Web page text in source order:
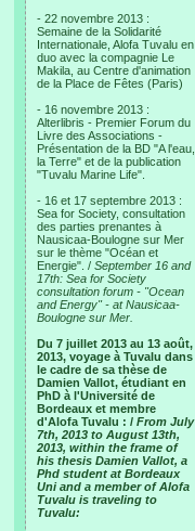
- 22 novembre 2013 :
Semaine de la Solidarité
Internationale, Alofa Tuvalu en
duo avec la compagnie Le
Makila, au Centre d'animation
de la Place de Fêtes (Paris)
- 16 novembre 2013 :
Alterlibris - Premier Forum du
Livre des Associations -
Présentation de la BD "A l'eau,
la Terre" et de la publication
"Tuvalu Marine Life".
- 16 et 17 septembre 2013 :
Sea for Society, consultation
des parties prenantes à
Nausicaa-Boulogne sur Mer
sur le thème "Océan et
Energie". / September 16 and
17th: Sea for Society
consultation forum - "Ocean
and Energy" - at Nausicaa-
Boulogne sur Mer.
Du 7 juillet 2013 au 13 août,
2013, voyage à Tuvalu dans
le cadre de sa thèse de
Damien Vallot, étudiant en
PhD à l'Université de
Bordeaux et membre
d'Alofa Tuvalu : / From July
7th, 2013 to August 13th,
2013, within the frame of
his thesis Damien Vallot, a
Phd student at Bordeaux
Uni and a member of Alofa
Tuvalu is traveling to
Tuvalu: